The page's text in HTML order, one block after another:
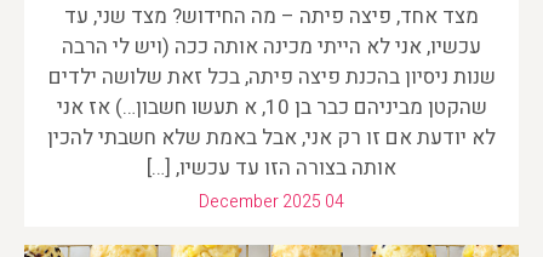
מצד אחד, פיצה פיתה – מה החידוש? מצד שני, עד
עכשיו, אני לא הייתי מכינה אותה ככה (ויש לי הרבה
שנות ניסיון בהכנת פיצה פיתה, בכל זאת שלושה ילדים
שהקטן מביניהם כבר בן 10, א תעשו חשבון…) אז אני
לא יודעת אם זו רק אני, אבל באמת שלא חשבתי להכין
אותה בצורה הזו עד עכשיו, […]
December 2025 04